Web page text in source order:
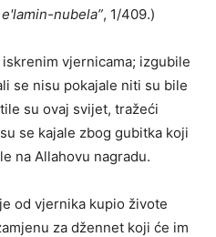
nubela”, 1/409.)
vjernicama; izgubile
se nisu pokajale niti su bile
su ovaj svijet, tražeći
se kajale zbog gubitka koji
na Allahovu nagradu.
od vjernika kupio živote
za džennet koji će im